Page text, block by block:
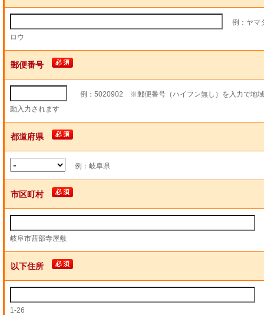
例：ヤ
ロウ
郵便番号
例：5020902 ※郵便番号（ハイフン無し）を入力で地
動入力されます
都道府県
例：岐阜県
市区町村
岐阜市茜部寺屋敷
以下住所
1-26